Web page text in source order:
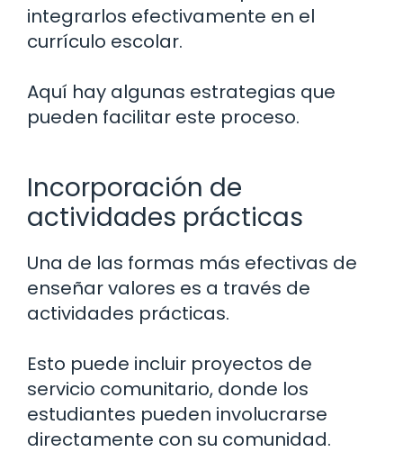
integrarlos efectivamente en el
currículo escolar.
Aquí hay algunas estrategias que
pueden facilitar este proceso.
Incorporación de
actividades prácticas
Una de las formas más efectivas de
enseñar valores es a través de
actividades prácticas.
Esto puede incluir proyectos de
servicio comunitario, donde los
estudiantes pueden involucrarse
directamente con su comunidad.